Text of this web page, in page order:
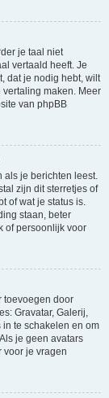
je taal niet
vertaald heeft. Je
dat je nodig hebt, wilt
maken. Meer
van phpBB
als je berichten leest.
zijn dit sterretjes of
of wat je status is.
staan, beter
of persoonlijk voor
toevoegen door
Gravatar, Galerij,
te schakelen en om
je geen avatars
voor je vragen